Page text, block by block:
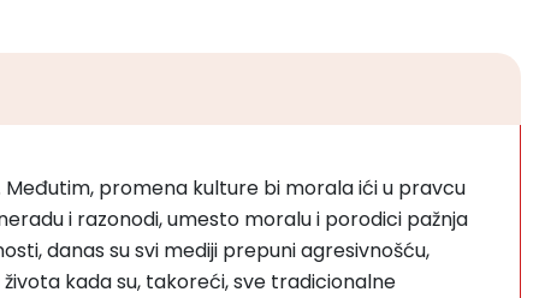
promena kulture bi morala ići u pravcu
i razonodi, umesto moralu i porodici pažnja
danas su svi mediji prepuni agresivnošću,
kada su, takoreći, sve tradicionalne